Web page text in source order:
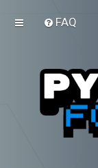
FAQ